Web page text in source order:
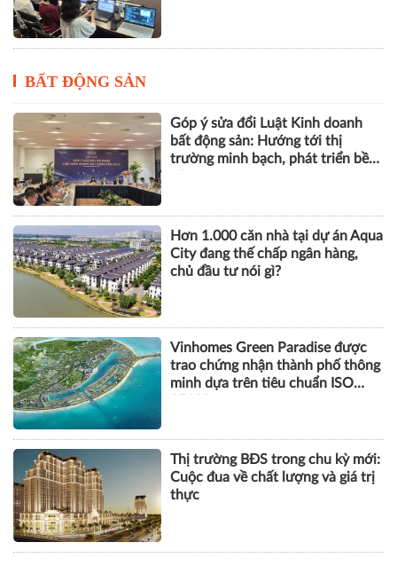
BẤT ĐỘNG SẢN
Góp ý sửa đổi Luật Kinh doanh
bất động sản: Hướng tới thị
trường minh bạch, phát triển bền
Hơn 1.000 căn nhà tại dự án Aqua
City đang thế chấp ngân hàng,
chủ đầu tư nói gì?
Vinhomes Green Paradise được
trao chứng nhận thành phố thông
minh dựa trên tiêu chuẩn ISO
Thị trường BĐS trong chu kỳ mới:
Cuộc đua về chất lượng và giá trị
thực